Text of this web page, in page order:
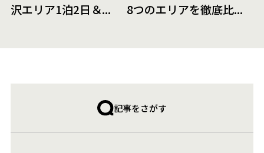
沢エリア1泊2日＆...
8つのエリアを徹底比...
記事をさがす